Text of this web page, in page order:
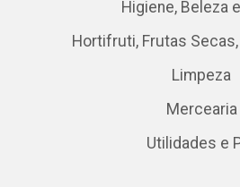
Higiene, Beleza
Hortifruti, Frutas
Limpeza
Mercearia
Utilidades e